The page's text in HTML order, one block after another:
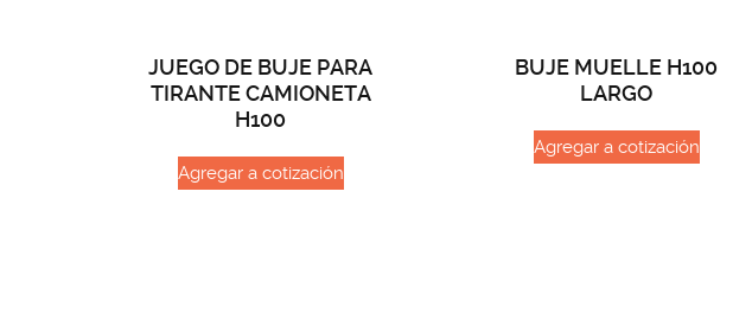
JUEGO DE BUJE PARA
TIRANTE CAMIONETA
H100
Agregar a cotización
BUJE MUELLE H100
LARGO
Agregar a cotización